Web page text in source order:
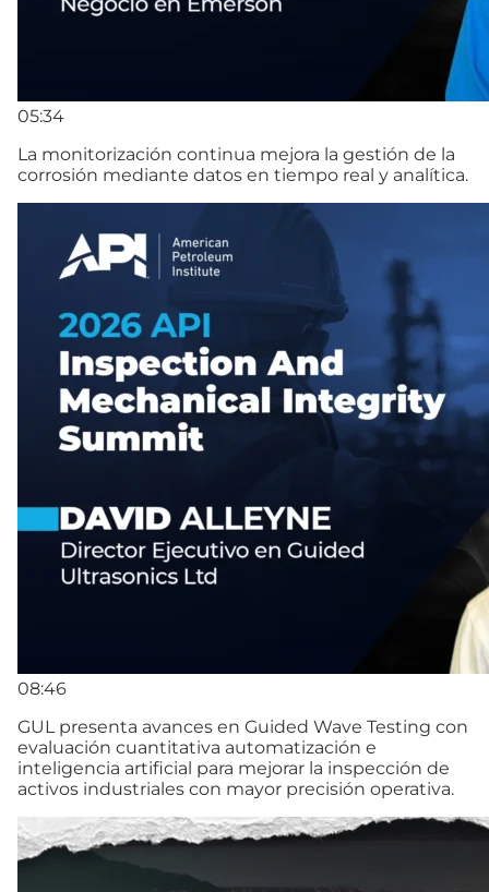
05:34
La monitorización continua mejora la gestión de la
corrosión mediante datos en tiempo real y analítica.
08:46
GUL presenta avances en Guided Wave Testing con
evaluación cuantitativa automatización e
inteligencia artificial para mejorar la inspección de
activos industriales con mayor precisión operativa.